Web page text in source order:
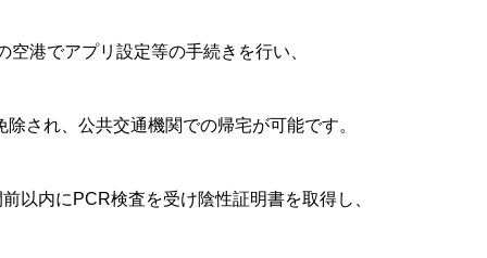
港でアプリ設定等の手続きを行い、
され、公共交通機関での帰宅が可能です。
内にPCR検査を受け陰性証明書を取得し、